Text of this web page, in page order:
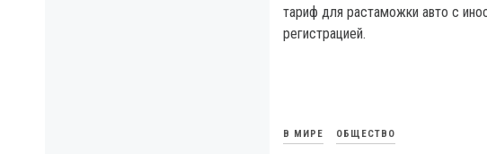
тариф для растаможки авто с
регистрацией.
В МИРЕ ОБЩЕСТВО